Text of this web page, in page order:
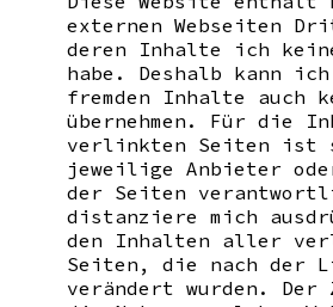
externen Webseiten
deren Inhalte ich
habe. Deshalb kann
fremden Inhalte auch
übernehmen. Für die
verlinkten Seiten ist
jeweilige Anbieter
der Seiten
distanziere mich
den Inhalten aller
Seiten, die nach der
verändert wurden.